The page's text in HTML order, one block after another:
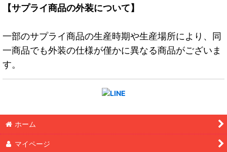
【サプライ商品の外装について】
一部のサプライ商品の生産時期や生産場所により、同
一商品でも外装の仕様が僅かに異なる商品がございま
す。
ホーム
マイページ